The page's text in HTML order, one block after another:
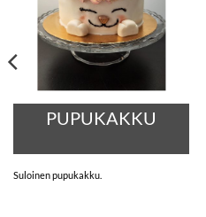
PUPUKAKKU
Suloinen pupukakku.